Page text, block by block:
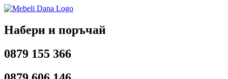
Напред
съдържанието
Набери и поръчай
0879 155 366